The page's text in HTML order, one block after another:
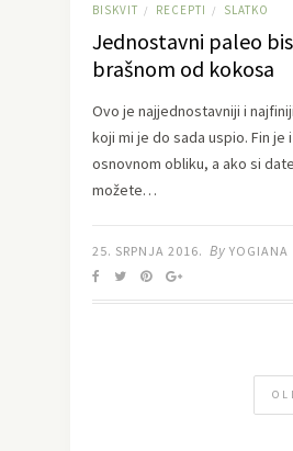
BISKVIT / RECEPTI / SLATKO
Jednostavni paleo
brašnom od kokosa
Ovo je najjednostavniji i
koji mi je do sada uspio. Fin je
osnovnom obliku, a ako si
možete…
25. SRPNJA 2016. By YOGIANA